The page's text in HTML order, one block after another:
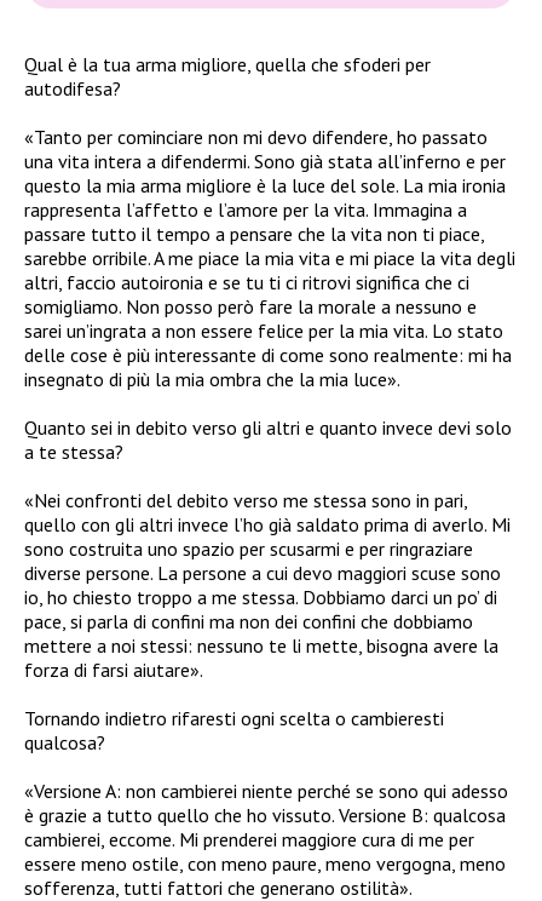
Qual è la tua arma migliore, quella che sfoderi per
autodifesa?
«Tanto per cominciare non mi devo difendere, ho passato
una vita intera a difendermi. Sono già stata all’inferno e per
questo la mia arma migliore è la luce del sole. La mia ironia
rappresenta l’affetto e l’amore per la vita. Immagina a
passare tutto il tempo a pensare che la vita non ti piace,
sarebbe orribile. A me piace la mia vita e mi piace la vita degli
altri, faccio autoironia e se tu ti ci ritrovi significa che ci
somigliamo. Non posso però fare la morale a nessuno e
sarei un’ingrata a non essere felice per la mia vita. Lo stato
delle cose è più interessante di come sono realmente: mi ha
insegnato di più la mia ombra che la mia luce».
Quanto sei in debito verso gli altri e quanto invece devi solo
a te stessa?
«Nei confronti del debito verso me stessa sono in pari,
quello con gli altri invece l’ho già saldato prima di averlo. Mi
sono costruita uno spazio per scusarmi e per ringraziare
diverse persone. La persone a cui devo maggiori scuse sono
io, ho chiesto troppo a me stessa. Dobbiamo darci un po’ di
pace, si parla di confini ma non dei confini che dobbiamo
mettere a noi stessi: nessuno te li mette, bisogna avere la
forza di farsi aiutare».
Tornando indietro rifaresti ogni scelta o cambieresti
qualcosa?
«Versione A: non cambierei niente perché se sono qui adesso
è grazie a tutto quello che ho vissuto. Versione B: qualcosa
cambierei, eccome. Mi prenderei maggiore cura di me per
essere meno ostile, con meno paure, meno vergogna, meno
sofferenza, tutti fattori che generano ostilità».